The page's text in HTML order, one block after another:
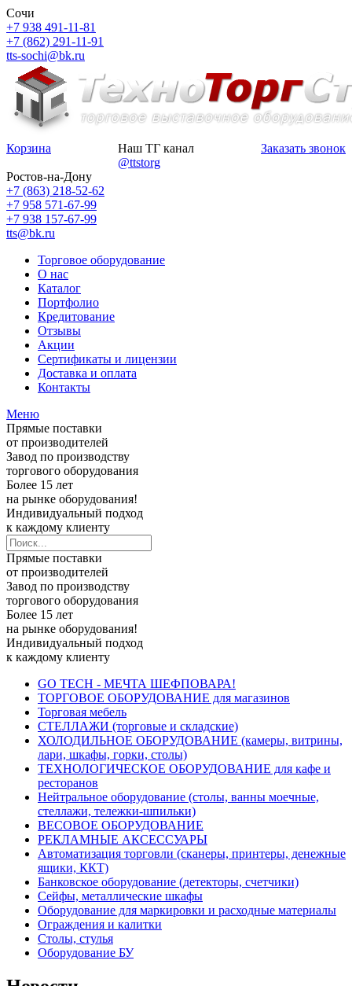
Сочи
+7 938 491-11-81
+7 (862) 291-11-91
tts-sochi@bk.ru
Корзина
Наш ТГ канал
@ttstorg
Заказать звонок
Ростов-на-Дону
+7 (863) 218-52-62
+7 958 571-67-99
+7 938 157-67-99
tts@bk.ru
Торговое оборудование
О нас
Каталог
Портфолио
Кредитование
Отзывы
Акции
Сертификаты и лицензии
Доставка и оплата
Контакты
Меню
Прямые поставки
от производителей
Завод по производству
торгового оборудования
Более 15 лет
на рынке оборудования!
Индивидуальный подход
к каждому клиенту
Прямые поставки
от производителей
Завод по производству
торгового оборудования
Более 15 лет
на рынке оборудования!
Индивидуальный подход
к каждому клиенту
GO TECH - МЕЧТА ШЕФПОВАРА!
ТОРГОВОЕ ОБОРУДОВАНИЕ для магазинов
Торговая мебель
СТЕЛЛАЖИ (торговые и складские)
ХОЛОДИЛЬНОЕ ОБОРУДОВАНИЕ (камеры, витрины,
лари, шкафы, горки, столы)
ТЕХНОЛОГИЧЕСКОЕ ОБОРУДОВАНИЕ для кафе и
ресторанов
Нейтральное оборудование (столы, ванны моечные,
стеллажи, тележки-шпильки)
ВЕСОВОЕ ОБОРУДОВАНИЕ
РЕКЛАМНЫЕ АКСЕССУАРЫ
Автоматизация торговли (сканеры, принтеры, денежные
ящики, ККТ)
Банковское оборудование (детекторы, счетчики)
Сейфы, металлические шкафы
Оборудование для маркировки и расходные материалы
Ограждения и калитки
Столы, стулья
Оборудование БУ